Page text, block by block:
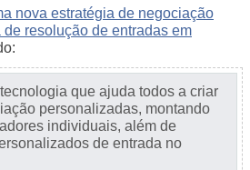
nova estratégia de negociação
resolução de entradas em
que ajuda todos a criar
personalizadas, montando
individuais, além de
de entrada no